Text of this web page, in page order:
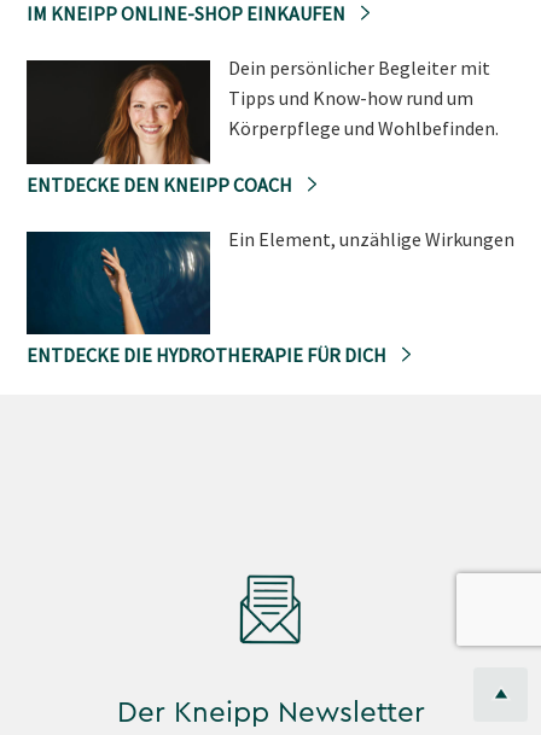
IM KNEIPP ONLINE-SHOP EINKAUFEN
Dein persönlicher Begleiter mit
Tipps und Know-how rund um
Körperpflege und Wohlbefinden.
ENTDECKE DEN KNEIPP COACH
Ein Element, unzählige Wirkungen
ENTDECKE DIE HYDROTHERAPIE FÜR DICH
Der Kneipp Newsletter